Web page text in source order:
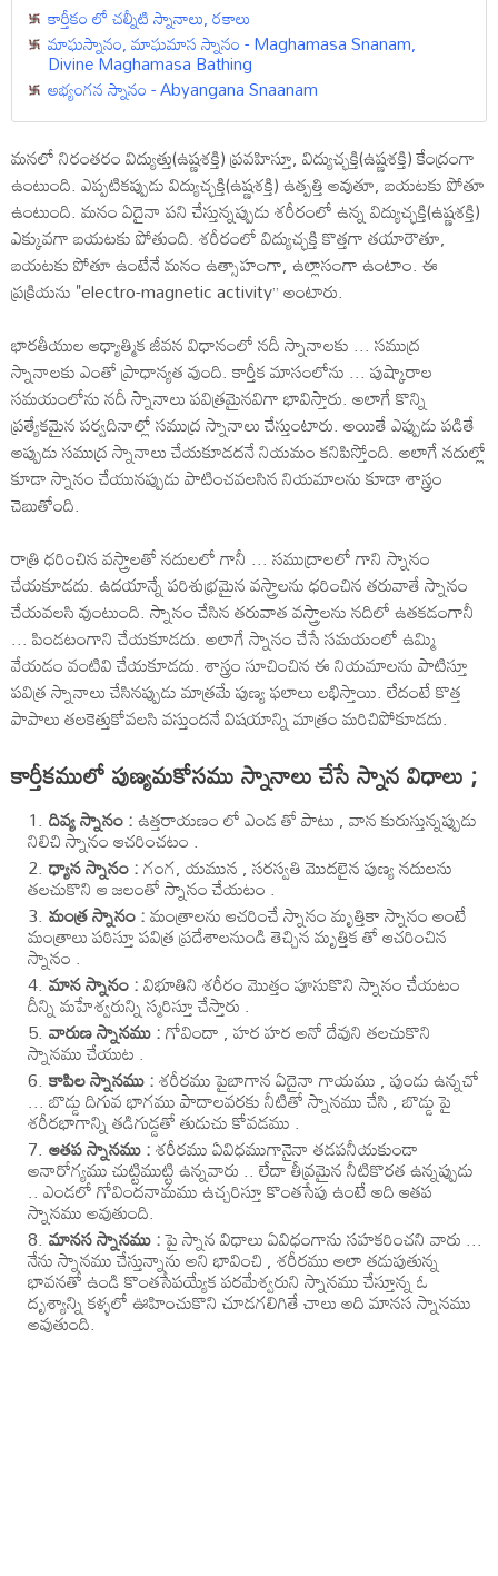
కార్తీకం లో చల్నీటి స్నానాలు, రకాలు
మాఘస్నానం, మాఘమాస స్నానం - Maghamasa Snanam,
Divine Maghamasa Bathing
అభ్యంగన స్నానం - Abyangana Snaanam
మనలో నిరంతరం విద్యుత్తు(ఉష్ణశక్తి) ప్రవహిస్తూ, విద్యుచ్ఛక్తి(ఉష్ణశక్తి) కేంద్రంగా
ఉంటుంది. ఎప్పటికప్పుడు విద్యుచ్ఛక్తి(ఉష్ణశక్తి) ఉత్పత్తి అవుతూ, బయటకు పోతూ
ఉంటుంది. మనం ఏదైనా పని చేస్తున్నప్పుడు శరీరంలో ఉన్న విద్యుచ్ఛక్తి(ఉష్ణశక్తి)
ఎక్కువగా బయటకు పోతుంది. శరీరంలో విద్యుచ్ఛక్తి కొత్తగా తయారౌతూ,
బయటకు పోతూ ఉంటేనే మనం ఉత్సాహంగా, ఉల్లాసంగా ఉంటాం. ఈ
ప్రక్రియను "electro-magnetic activity” అంటారు.
భారతీయుల ఆధ్యాత్మిక జీవన విధానంలో నదీ స్నానాలకు ... సముద్ర
స్నానాలకు ఎంతో ప్రాధాన్యత వుంది. కార్తీక మాసంలోను ... పుష్కారాల
సమయంలోను నదీ స్నానాలు పవిత్రమైనవిగా భావిస్తారు. అలాగే కొన్ని
ప్రత్యేకమైన పర్వదినాల్లో సముద్ర స్నానాలు చేస్తుంటారు. అయితే ఎప్పుడు పడితే
అప్పుడు సముద్ర స్నానాలు చేయకూడదనే నియమం కనిపిస్తోంది. అలాగే నదుల్లో
కూడా స్నానం చేయునప్పుడు పాటించవలసిన నియమాలను కూడా శాస్త్రం
చెబుతోంది.
రాత్రి ధరించిన వస్త్రాలతో నదులలో గానీ ... సముద్రాలలో గాని స్నానం
చేయకూడదు. ఉదయాన్నే పరిశుభ్రమైన వస్త్రాలను ధరించిన తరువాతే స్నానం
చేయవలసి వుంటుంది. స్నానం చేసిన తరువాత వస్త్రాలను నదిలో ఉతకడంగానీ
... పిండటంగాని చేయకూడదు. అలాగే స్నానం చేసే సమయంలో ఉమ్మి
వేయడం వంటివి చేయకూడదు. శాస్త్రం సూచించిన ఈ నియమాలను పాటిస్తూ
పవిత్ర స్నానాలు చేసినప్పుడు మాత్రమే పుణ్య ఫలాలు లభిస్తాయి. లేదంటే కొత్త
పాపాలు తలకెత్తుకోవలసి వస్తుందనే విషయాన్ని మాత్రం మరిచిపోకూడదు.
కార్తీకములో పుణ్యమకోసము స్నానాలు చేసే స్నాన విధాలు ;
దివ్య స్నానం :ఉత్తరాయణం లో ఎండ తో పాటు , వాన కురుస్తున్నప్పుడు
నిలిచి స్నానం ఆచరించటం .
ధ్యాన స్నానం :గంగ, యమున , సరస్వతి మొదలైన పుణ్య నదులను
తలచుకొని ఆ జలంతో స్నానం చేయటం .
మంత్ర స్నానం :మంత్రాలను ఆచరించే స్నానం మృత్తికా స్నానం అంటే
మంత్రాలు పఠిస్తూ పవిత్ర ప్రదేశాలనుండి తెచ్చిన మృత్తిక తో ఆచరించిన
స్నానం .
మాన స్నానం :విభూతిని శరీరం మొత్తం పూసుకొని స్నానం చేయటం
దీన్ని మహేశ్వరున్ని స్మరిస్తూ చేస్తారు .
వారుణ స్నానము :గోవిందా , హర హర అనో దేవుని తలచుకొని
స్నానము చేయుట .
కాపిల స్నానము :శరీరము పైబాగాన ఏదైనా గాయము , పుండు ఉన్నచో
... బొడ్డు దిగువ భాగము పాదాలవరకు నీటితో స్నానము చేసి , బొడ్డు పై
శరీరభాగాన్ని తడిగుడ్డతో తుడుచు కోవడము .
ఆతప స్నానము :శరీరము ఏవిధముగానైనా తడపనీయకుండా
అనారోగ్యము చుట్టిముట్టి ఉన్నవారు .. లేదా తీవ్రమైన నీటికొరత ఉన్నప్పుడు
.. ఎండలో గోవిందనామము ఉచ్చరిస్తూ కొంతసేపు ఉంటే అది ఆతప
స్నానము అవుతుంది.
మానస స్నానము :పై స్నాన విధాలు ఏవిధంగాను సహకరించని వారు ...
నేను స్నానము చేస్తున్నాను అని భావించి , శరీరము అలా తడుపుతున్న
భావనతో ఉండి కొంతసేపయ్యేక పరమేశ్వరుని స్నానము చేస్తూన్న ఓ
దృశ్యాన్ని కళ్ళలో ఊహించుకొని చూడగలిగితే చాలు అది మానస స్నానము
అవుతుంది.